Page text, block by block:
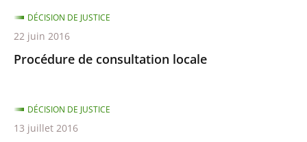
Procédure de consultation locale
DÉCISION DE JUSTICE
22 juin 2016
DÉCISION DE JUSTICE
13 juillet 2016